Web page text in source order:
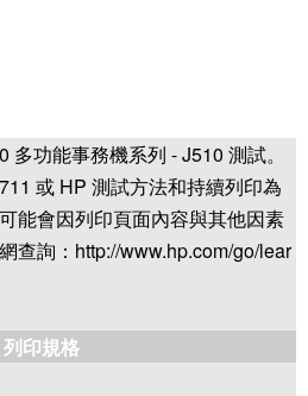
功能事務機系列 - J510 測試。
或 HP 測試方法和持續列印為
能會因列印頁面內容與其他因素
查詢：http://www.hp.com/go/lear
列印規格